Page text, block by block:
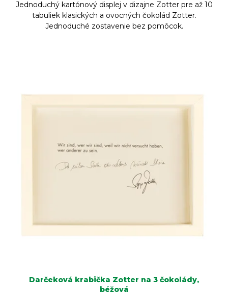
Jednoduchý kartónový displej v dizajne Zotter pre až 10
tabuliek klasických a ovocných čokolád Zotter.
Jednoduché zostavenie bez pomôcok.
Darčeková krabička Zotter na 3 čokolády,
béžová